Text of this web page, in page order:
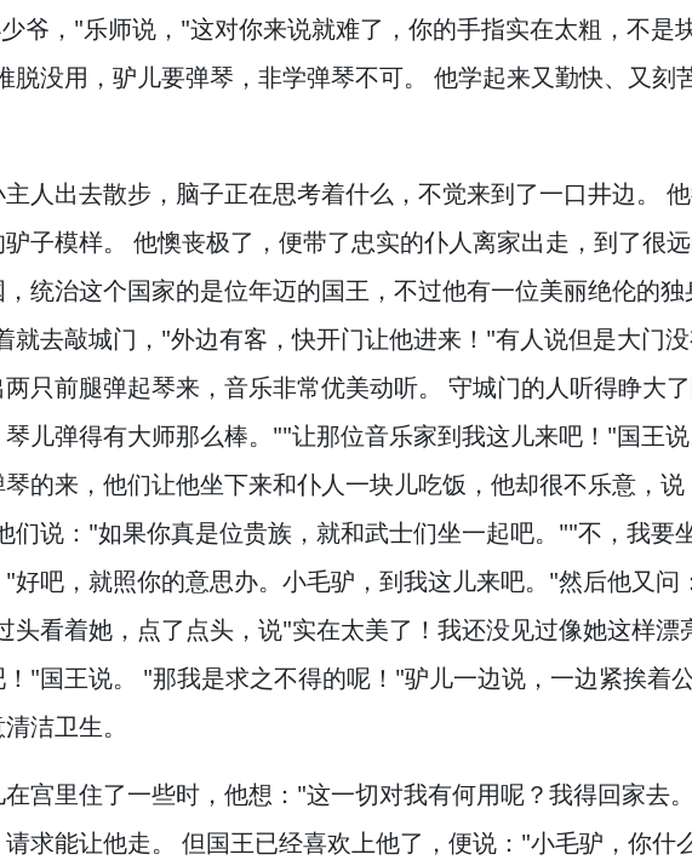
爷， "乐师说， "这对你来说就难了， 你的手指实在太粗， 不是
脱没用， 驴儿要弹琴， 非学弹琴不可。 他学起来又勤快、又刻
人出去散步， 脑子正在思考着什么， 不觉来到了一口井边。
子模样。
他懊丧极了， 便带了忠实的仆人离家出走， 到了很远
统治这个国家的是位年迈的国王， 不过他有一位美丽绝伦的独
就去敲城门， "外边有客，快开门让他进来！ "有人说但是大门没
只前腿弹起琴来， 音乐非常优美动听。 守城门的人听得睁大了
琴儿弹得有大师那么棒。 ""让那位音乐家到我这儿来吧！ "国王说
的来， 他们让他坐下来和仆人一块儿吃饭， 他却很不乐意， 说
们说："如果你真是位贵族， 就和武士们坐一起吧。 ""不， 我要
好吧， 就照你的意思办。 小毛驴， 到我这儿来吧。 "然后他又问
头看着她， 点了点头， 说"实在太美了！ 我还没见过像她这样漂
"国王说。 "那我是求之不得的呢！ "驴儿一边说， 一边紧挨着
洁卫生。
宫里住了一些时， 他想："这一切对我有何用呢？我得回家去。
请求能让他走。 但国王已经喜欢上他了， 便说："小毛驴， 你什